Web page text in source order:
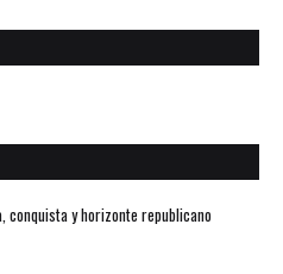
conquista y horizonte republicano